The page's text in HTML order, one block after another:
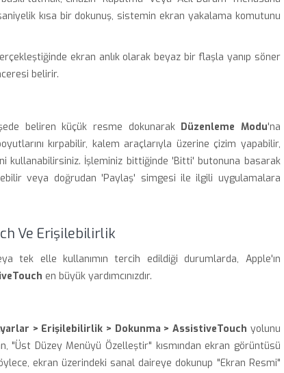
kısa bir dokunuş, sistemin ekran yakalama komutunu
ekran anlık olarak beyaz bir flaşla yanıp söner
belirir.
beliren küçük resme dokunarak Düzenleme Modu'na
kırpabilir, kalem araçlarıyla üzerine çizim yapabilir,
kullanabilirsiniz. İşleminiz bittiğinde 'Bitti' butonuna basarak
veya doğrudan 'Paylaş' simgesi ile ilgili uygulamalara
Ve Erişilebilirlik
tek elle kullanımın tercih edildiği durumlarda, Apple'ın
en büyük yardımcınızdır.
> Erişilebilirlik > Dokunma > AssistiveTouch yolunu
"Üst Düzey Menüyü Özelleştir" kısmından ekran görüntüsü
ekran üzerindeki sanal daireye dokunup "Ekran Resmi"